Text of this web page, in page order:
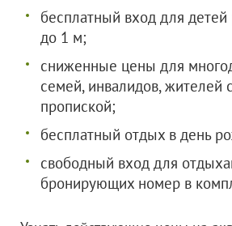
бесплатный вход для детей
до 1 м;
сниженные цены для
семей, инвалидов, жителей
пропиской;
бесплатный отдых в день
свободный вход для
бронирующих номер в